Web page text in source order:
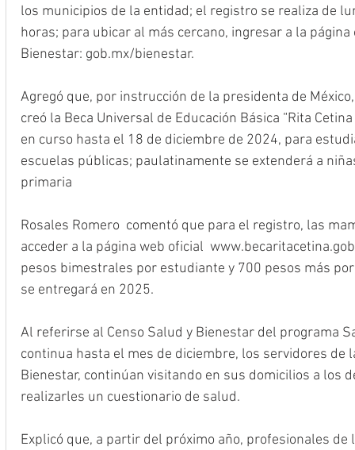
los municipios de la entidad; el registro se realiza de
horas; para ubicar al más cercano, ingresar a la
Bienestar: gob.mx/bienestar.
Agregó que, por instrucción de la presidenta de
creó la Beca Universal de Educación Básica “Rita
en curso hasta el 18 de diciembre de 2024, para
escuelas públicas; paulatinamente se extenderá a
primaria
Rosales Romero  comentó que para el registro, las
acceder a la página web oficial
pesos bimestrales por estudiante y 700 pesos más
se entregará en 2025.
Al referirse al Censo Salud y Bienestar del programa
continua hasta el mes de diciembre, los servidores de
Bienestar, continúan visitando en sus domicilios a los
realizarles un cuestionario de salud.
Explicó que, a partir del próximo año, profesionales